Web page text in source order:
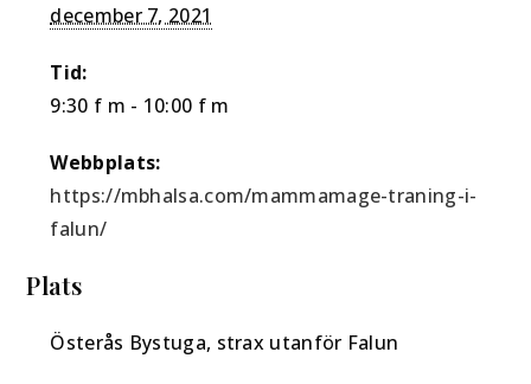
december 7, 2021
Tid:
9:30 f m - 10:00 f m
Webbplats:
https://mbhalsa.com/mammamage-traning-i-
falun/
Plats
Österås Bystuga, strax utanför Falun